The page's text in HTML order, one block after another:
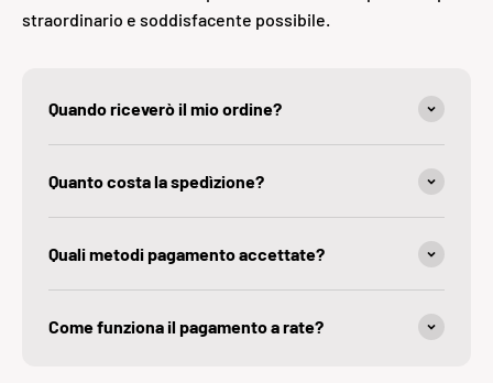
straordinario e soddisfacente possibile.
Quando riceverò il mio ordine?
Quanto costa la spedìzione?
Quali metodi pagamento accettate?
Come funziona il pagamento a rate?